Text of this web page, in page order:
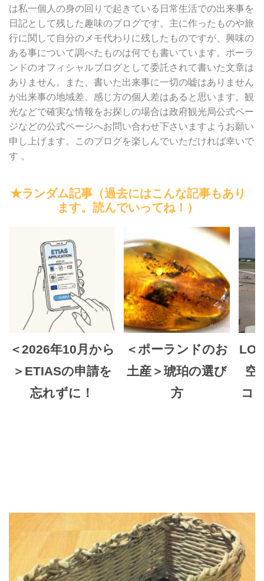
は私一個人の身の回りで起きている日常生活での出来事を
日記として残した趣味のブログです。主に作ったものや旅
行に関して自分のメモ代わりに残したものですが、興味の
ある事について調べたものは何でも書いています。ポーラ
ンドのオフィシャルブログとして委託されて書いた文章は
ありません。また、書いた出来事に一切の嘘はありません
が出来事の地域差、感じ方の個人差はあると思います。観
光などで確実な情報をお探しの場合は政府観光局公式ペー
ジなどの公式ページへお問い合わせ下さいますようお願い
申し上げます。このブログを楽しんでいただければ幸いで
す 。
★ランダム記事（過去にはこんな記事もあり
ます。読んでいってね！）
＜2026年10月から
＞ETIASの申請を
忘れずに！
＜ポーランドのお
土産＞琥珀の選び
方
空
コ